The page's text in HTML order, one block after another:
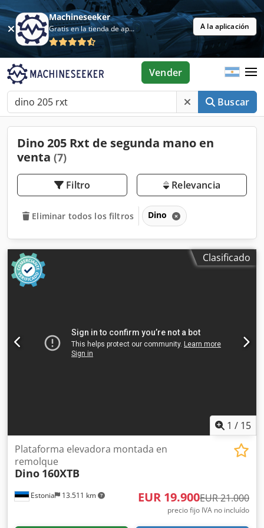
Machineseeker
Gratis en la tienda de aplicaciones A la aplicación
Buscar
Vender
Dino 205 Rxt de segunda mano en
venta (7)
Filtro Relevancia
Eliminar todos los filtros Dino
Clasificado
1 / 15
Estonia 13.511 km
Plataforma elevadora montada en
remolque
Dino 160XTB
EUR 19.900EUR 21.000
precio fijo IVA no incluído